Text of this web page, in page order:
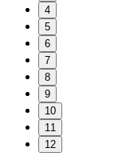
4
5
6
7
8
9
10
11
12